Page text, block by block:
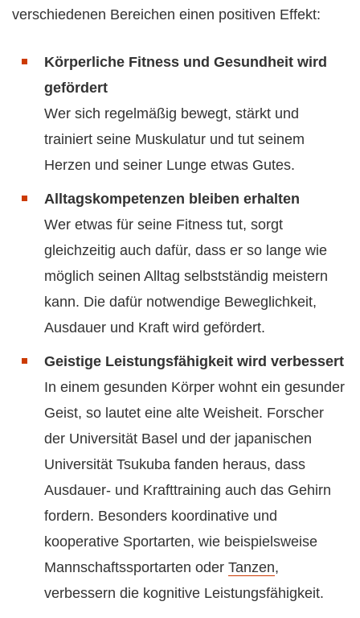
verschiedenen Bereichen einen positiven Effekt:
Körperliche Fitness und Gesundheit wird
gefördert
Wer sich regelmäßig bewegt, stärkt und
trainiert seine Muskulatur und tut seinem
Herzen und seiner Lunge etwas Gutes.
Alltagskompetenzen bleiben erhalten
Wer etwas für seine Fitness tut, sorgt
gleichzeitig auch dafür, dass er so lange wie
möglich seinen Alltag selbstständig meistern
kann. Die dafür notwendige Beweglichkeit,
Ausdauer und Kraft wird gefördert.
Geistige Leistungsfähigkeit wird verbessert
In einem gesunden Körper wohnt ein gesunder
Geist, so lautet eine alte Weisheit. Forscher
der Universität Basel und der japanischen
Universität Tsukuba fanden heraus, dass
Ausdauer- und Krafttraining auch das Gehirn
fordern. Besonders koordinative und
kooperative Sportarten, wie beispielsweise
Mannschaftssportarten oder Tanzen,
verbessern die kognitive Leistungsfähigkeit.